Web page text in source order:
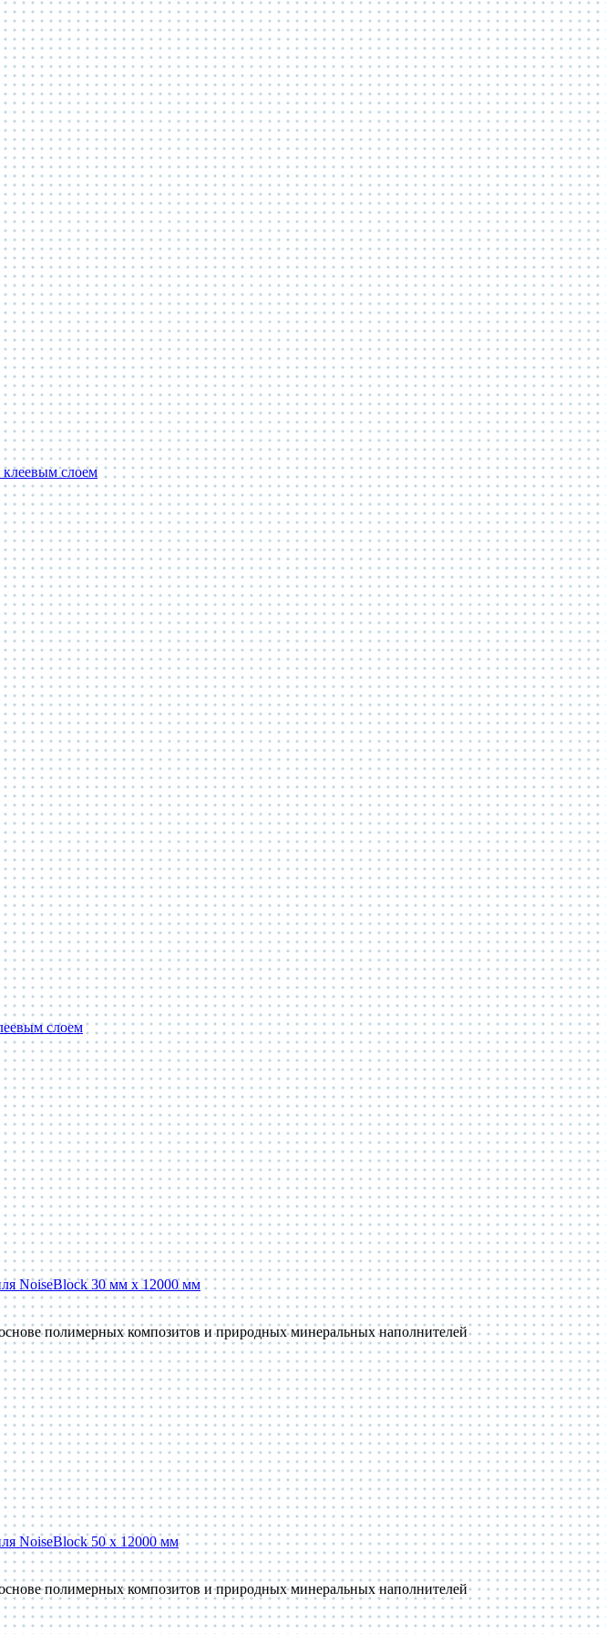
клеевым слоем
слоем
NoiseBlock 30 мм x 12000 мм
полимерных композитов и природных минеральных наполнителей
NoiseBlock 50 x 12000 мм
полимерных композитов и природных минеральных наполнителей